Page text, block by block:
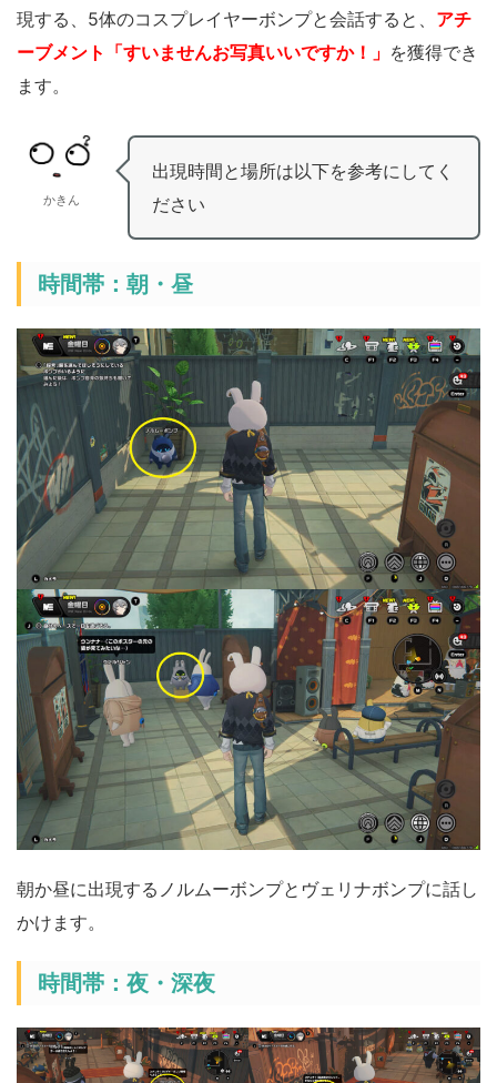
現する、5体のコスプレイヤーボンプと会話すると、 アチ
ーブメント「すいませんお写真いいですか！」 を獲得でき
ます。
かきん
出現時間と場所は以下を参考にしてく
ださい
時間帯：朝・昼
朝か昼に出現するノルムーボンプとヴェリナボンプに話し
かけます。
時間帯：夜・深夜